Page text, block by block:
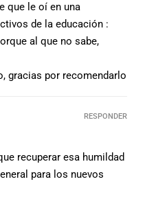
que le oí en una
de la educación :
al que no sabe,
gracias por recomendarlo
recuperar esa humildad
para los nuevos
RESPONDER